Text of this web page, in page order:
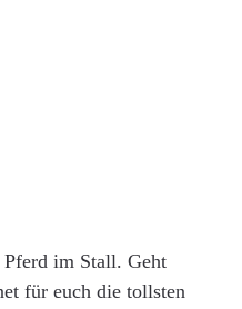
Pferd im Stall. Geht
für euch die tollsten